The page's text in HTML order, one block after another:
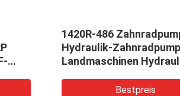
1420R-486
Hydraulik-
Landmaschinen
Lenkvorrichtung OEM-
Bestpreis